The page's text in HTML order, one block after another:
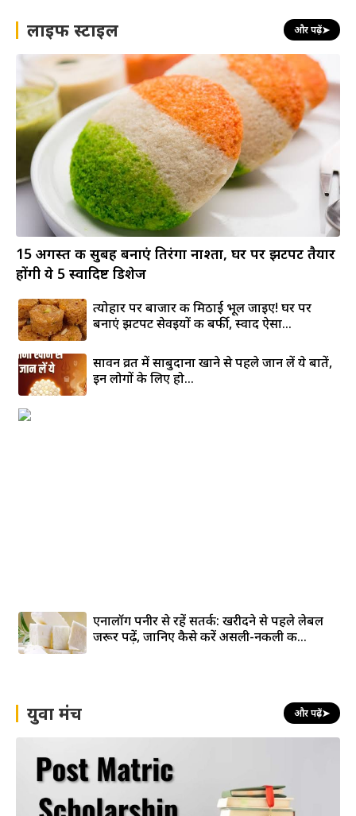
लाइफ स्टाइल और पढ़ें➤
15 अगस्त की सुबह बनाएं तिरंगा नाश्ता, घर पर झटपट तैयार
होंगी ये 5 स्वादिष्ट डिशेज
त्योहार पर बाजार की मिठाई भूल जाइए! घर पर
बनाएं झटपट सेवइयों की बर्फी, स्वाद ऐसा...
सावन व्रत में साबुदाना खाने से पहले जान लें ये बातें,
इन लोगों के लिए हो...
एनालॉग पनीर से रहें सतर्क: खरीदने से पहले लेबल
जरूर पढ़ें, जानिए कैसे करें असली-नकली की...
युवा मंच और पढ़ें➤